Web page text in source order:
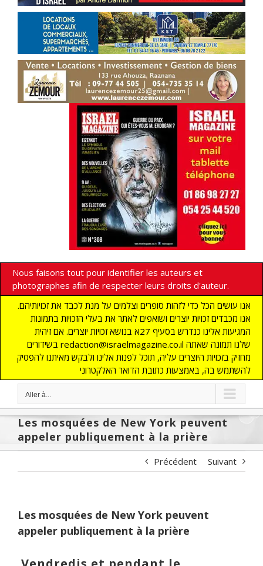
Nous faisons tout pour identifier les auteurs et
photographes afin de respecter leurs droits d'auteur.
אנו עושים הכל כדי לזהות סופרים וצלמים על מנת לכבד את זכויותיהם.
אנו מכבדים זכויות יוצרים ושואפים לאתר את בעלי הזכויות בתמונות
המגיעות אלינו כנדרש בסעיף 27א בנושא זכויות יוצרים. אם זיהית
בשידורים redaction@israelmagazine.co.il שלנו תמונה שאתה
מחזיק בזכויות היוצרים עליה, תוכל לפנות אלינו ולבקש מאיתנו להפסיק
להשתמש בה, באמצעות כתובת הדואר האלקטרוני
Aller à...
Les mosquées de New York peuvent
appeler publiquement à la prière
Précédent Suivant
Les mosquées de New York peuvent
appeler publiquement à la prière